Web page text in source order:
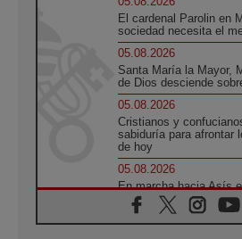
El cardenal Parolin en
sociedad necesita el
05.08.2026
Santa María la Mayor,
de Dios desciende
05.08.2026
Cristianos y
sabiduría para afrontar
de hoy
05.08.2026
En marcha hacia Asís
Francisco, a la espera
05.08.2026